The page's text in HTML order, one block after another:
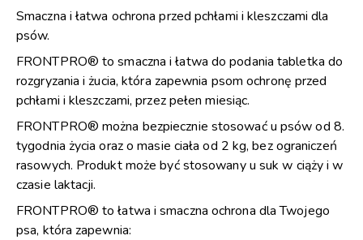
Smaczna i łatwa ochrona przed pchłami i kleszczami dla
psów.
FRONTPRO® to smaczna i łatwa do podania tabletka do
rozgryzania i żucia, która zapewnia psom ochronę przed
pchłami i kleszczami, przez pełen miesiąc.
FRONTPRO® można bezpiecznie stosować u psów od 8.
tygodnia życia oraz o masie ciała od 2 kg, bez ograniczeń
rasowych. Produkt może być stosowany u suk w ciąży i w
czasie laktacji.
FRONTPRO® to łatwa i smaczna ochrona dla Twojego
psa, która zapewnia: